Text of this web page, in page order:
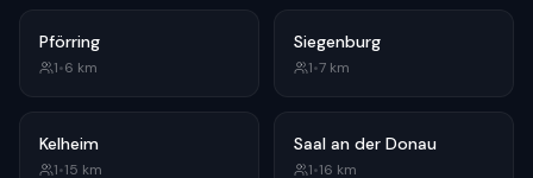
Pförring
1•6 km
Siegenburg
1•7 km
Kelheim
1•15 km
Saal an der Donau
1•16 km